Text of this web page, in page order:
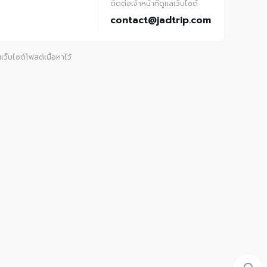
ติดต่อเจ้าหน้าที่ดูแลเว็บไซต์
contact@jadtrip.com
บไซต์โพสต์เนื้อหาไว้